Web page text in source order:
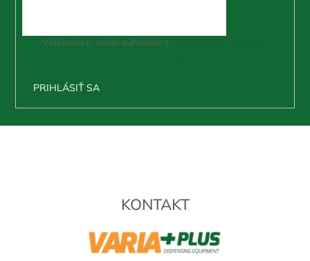
Vložením e-mailu súhlasíte s
PRIHLÁSIŤ SA
KONTAKT